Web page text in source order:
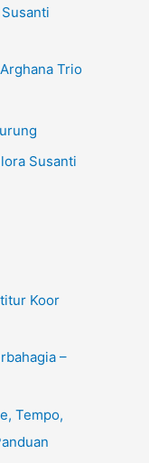
Trio
Susanti
Koor
–
Tempo,